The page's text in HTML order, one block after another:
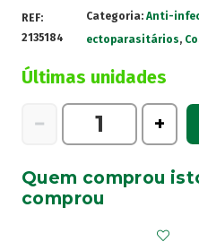
REF:
2135184
Categoria:Anti-
ectoparasitários,
Últimas unidades
−
Quantidade
Creme
10mg/g
+
Quem comprou
comprou